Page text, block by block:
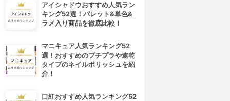
アイシャドウおすすめ人気ラン
キング52選！パレット&単色&
ラメ入り商品を徹底比較！
マニキュア人気ランキング52
選！おすすめのプチプラや速乾
タイプのネイルポリッシュを紹
介！
口紅おすすめ人気ランキング52